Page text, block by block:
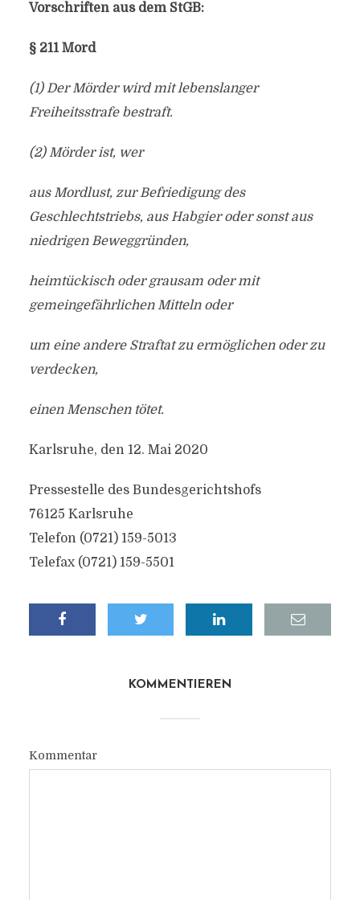
Vorschriften aus dem StGB:
§ 211 Mord
(1) Der Mörder wird mit lebenslanger
Freiheitsstrafe bestraft.
(2) Mörder ist, wer
aus Mordlust, zur Befriedigung des
Geschlechtstriebs, aus Habgier oder sonst aus
niedrigen Beweggründen,
heimtückisch oder grausam oder mit
gemeingefährlichen Mitteln oder
um eine andere Straftat zu ermöglichen oder zu
verdecken,
einen Menschen tötet.
Karlsruhe, den 12. Mai 2020
Pressestelle des Bundesgerichtshofs
76125 Karlsruhe
Telefon (0721) 159-5013
Telefax (0721) 159-5501
KOMMENTIEREN
Kommentar